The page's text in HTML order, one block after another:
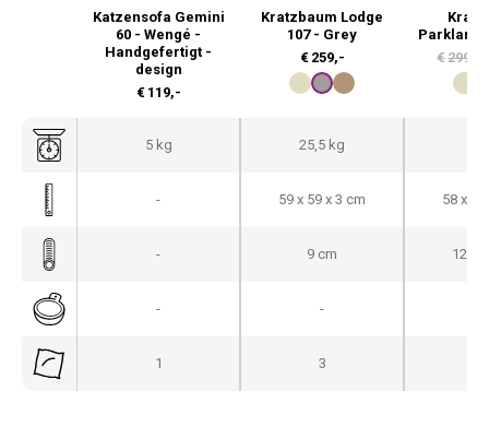
Katzensofa Gemini
60 - Wengé -
Handgefertigt -
design
€ 119,-
Kratzbaum Lodge
107 - Grey
€ 259,-
Parklane
€299,-
5 kg 25,5 kg
- 59 x 59 x 3 cm 58 x
- 9 cm 12 +
- -
1 3